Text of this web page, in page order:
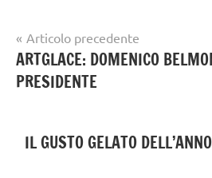
gelatieri,
Gelatieri.triveneto
gelataio
gelato
Navigazione
articoli
Articolo precedente
ARTGLACE: DOMENICO
PRESIDENTE
IL GUSTO GELATO